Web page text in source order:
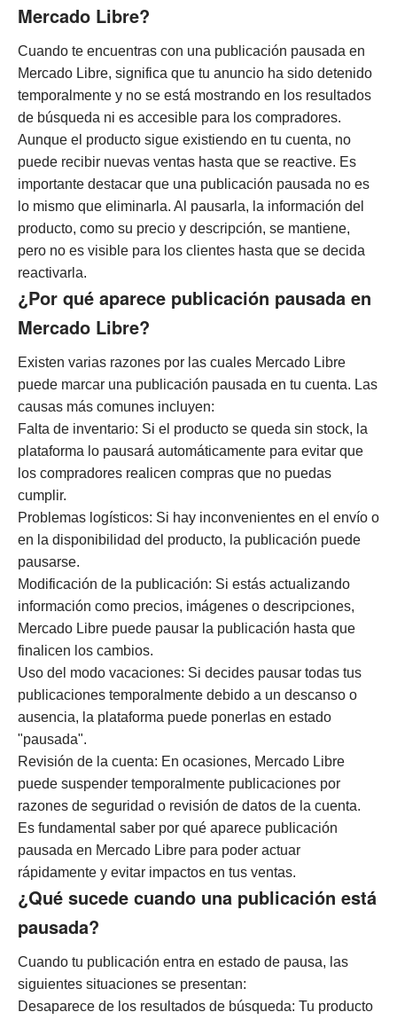
Mercado Libre?
Cuando te encuentras con una publicación pausada en
Mercado Libre, significa que tu anuncio ha sido detenido
temporalmente y no se está mostrando en los resultados
de búsqueda ni es accesible para los compradores.
Aunque el producto sigue existiendo en tu cuenta, no
puede recibir nuevas ventas hasta que se reactive. Es
importante destacar que una publicación pausada no es
lo mismo que eliminarla. Al pausarla, la información del
producto, como su precio y descripción, se mantiene,
pero no es visible para los clientes hasta que se decida
reactivarla.
¿Por qué aparece publicación pausada en
Mercado Libre?
Existen varias razones por las cuales Mercado Libre
puede marcar una publicación pausada en tu cuenta. Las
causas más comunes incluyen:
Falta de inventario: Si el producto se queda sin stock, la
plataforma lo pausará automáticamente para evitar que
los compradores realicen compras que no puedas
cumplir.
Problemas logísticos: Si hay inconvenientes en el envío o
en la disponibilidad del producto, la publicación puede
pausarse.
Modificación de la publicación: Si estás actualizando
información como precios, imágenes o descripciones,
Mercado Libre puede pausar la publicación hasta que
finalicen los cambios.
Uso del modo vacaciones: Si decides pausar todas tus
publicaciones temporalmente debido a un descanso o
ausencia, la plataforma puede ponerlas en estado
"pausada".
Revisión de la cuenta: En ocasiones, Mercado Libre
puede suspender temporalmente publicaciones por
razones de seguridad o revisión de datos de la cuenta.
Es fundamental saber por qué aparece publicación
pausada en Mercado Libre para poder actuar
rápidamente y evitar impactos en tus ventas.
¿Qué sucede cuando una publicación está
pausada?
Cuando tu publicación entra en estado de pausa, las
siguientes situaciones se presentan:
Desaparece de los resultados de búsqueda: Tu producto